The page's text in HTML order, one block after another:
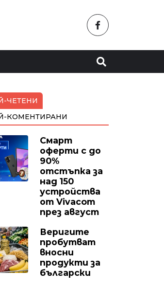
ЧЕТЕНИ
КОМЕНТИРАНИ
Смарт
оферти с до
90%
отстъпка за
над 150
устройства
от Vivacom
през август
Веригите
пробутват
вносни
продукти за
български